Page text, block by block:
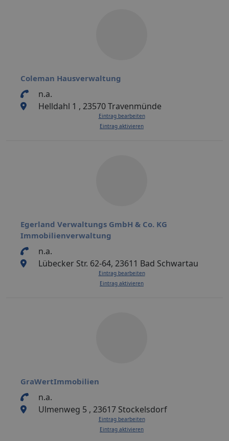
Coleman Hausverwaltung
n.a.
Helldahl 1 , 23570 Travenmünde
Eintrag bearbeiten
Eintrag aktivieren
Egerland Verwaltungs GmbH & Co. KG
Immobilienverwaltung
n.a.
Lübecker Str. 62-64, 23611 Bad Schwartau
Eintrag bearbeiten
Eintrag aktivieren
GraWertImmobilien
n.a.
Ulmenweg 5 , 23617 Stockelsdorf
Eintrag bearbeiten
Eintrag aktivieren